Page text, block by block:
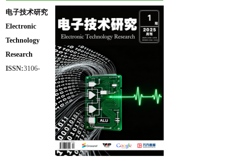
电子技术研究
Electronic
Technology
Research
ISSN:3106-